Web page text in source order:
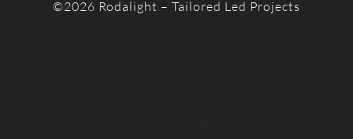
©2026 Rodalight – Tailored Led Projects